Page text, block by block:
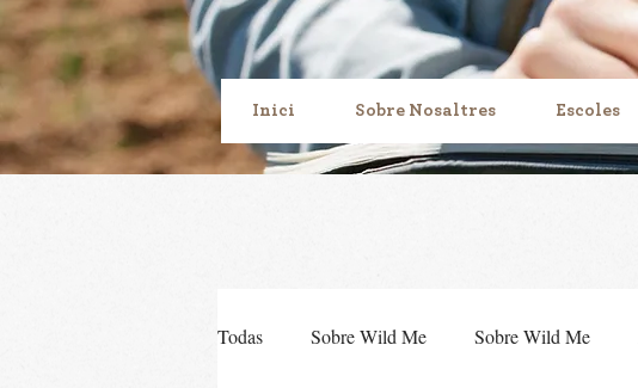
Inici Sobre Nosaltres Escoles
Todas Sobre Wild Me Sobre Wild Me